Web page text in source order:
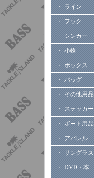
・ ライン
・ フック
・ シンカー
・ 小物
・ ボックス
・ バッグ
・ その他用品
・ ステッカー
・ ボート用品
・ アパレル
・ サングラス
・ DVD・本